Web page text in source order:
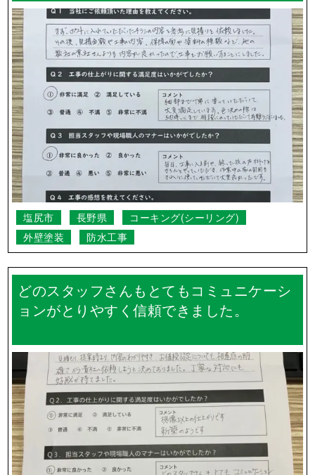
小県郡長和町 長野県 その他 外壁塗装
順調に作業を進めていただき、工期も思っ
たよりも早くて良かったです。
塩尻市 長野県
コーキング(シーリング)
外壁塗装
防水工事
どのスタッフさんもとてもコミュニケーシ
ョンがとりやすく信頼できました。